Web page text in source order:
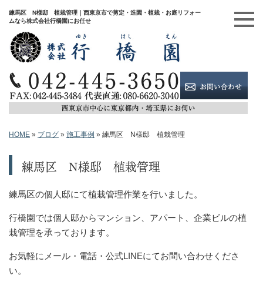
練馬区 N様邸 植栽管理｜西東京市で剪定・造園・植栽・お庭リフォー
ムなら株式会社行橋園にお任せ
HOME » ブログ » 施工事例 » 練馬区 N様邸 植栽管理
練馬区 N様邸 植栽管理
練馬区の個人邸にて植栽管理作業を行いました。
行橋園では個人邸からマンション、アパート、企業ビルの植
栽管理を承っております。
お気軽にメール・電話・公式LINEにてお問い合わせくださ
い。